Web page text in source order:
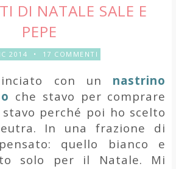
DI NATALE SALE E
PEPE
2014 • 17 COMMENTI
con un nastrino
che stavo per comprare
perché poi ho scelto
In una frazione di
quello bianco e
solo per il Natale. Mi